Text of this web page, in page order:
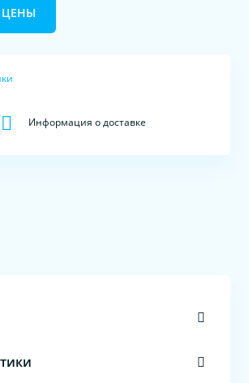
ЦЕНЫ
Информация о доставке